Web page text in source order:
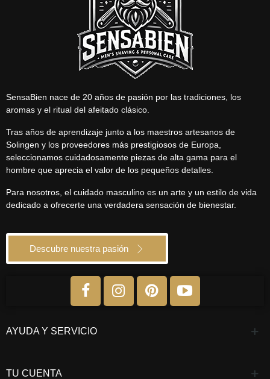
SensaBien nace de 20 años de pasión por las tradiciones, los
aromas y el ritual del afeitado clásico.
Tras años de aprendizaje junto a los maestros artesanos de
Solingen y los proveedores más prestigiosos de Europa,
seleccionamos cuidadosamente piezas de alta gama para el
hombre que aprecia el valor de los pequeños detalles.
Para nosotros, el cuidado masculino es un arte y un estilo de vida
dedicado a ofrecerte una verdadera sensación de bienestar.
Descubre nuestra pasión
AYUDA Y SERVICIO
TU CUENTA